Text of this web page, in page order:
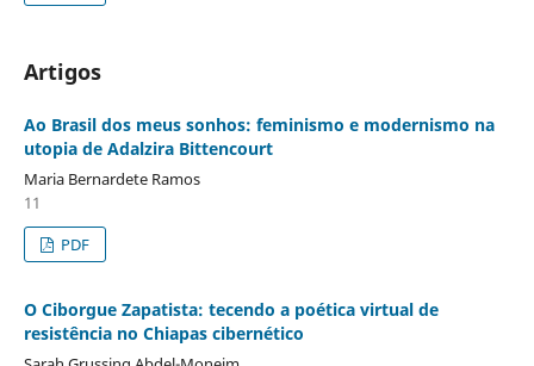
Artigos
Ao Brasil dos meus sonhos: feminismo e modernismo na
utopia de Adalzira Bittencourt
Maria Bernardete Ramos
11
PDF
O Ciborgue Zapatista: tecendo a poética virtual de
resistência no Chiapas cibernético